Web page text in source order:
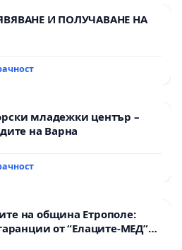
И ПОЛУЧАВАНЕ НА
младежки център –
на Варна
на община Етрополе:
от “Елаците-МЕД”
ще се изпълнят всички